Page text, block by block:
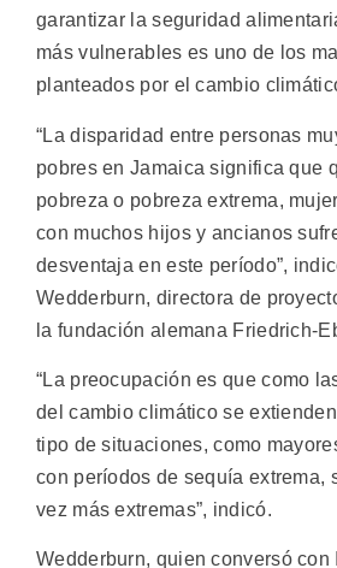
garantizar la seguridad
más vulnerables es uno de los
planteados por el cambio
“La disparidad entre personas
pobres en Jamaica significa que
pobreza o pobreza extrema,
con muchos hijos y ancianos
desventaja en este período”,
Wedderburn, directora de
la fundación alemana Friedrich-
“La preocupación es que como
del cambio climático se
tipo de situaciones, como
con períodos de sequía extrema,
vez más extremas”, indicó.
Wedderburn, quien conversó con